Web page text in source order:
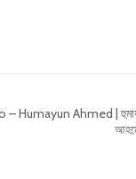
– Humayun Ahmed |